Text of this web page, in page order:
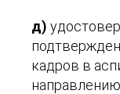
д)
кадров в